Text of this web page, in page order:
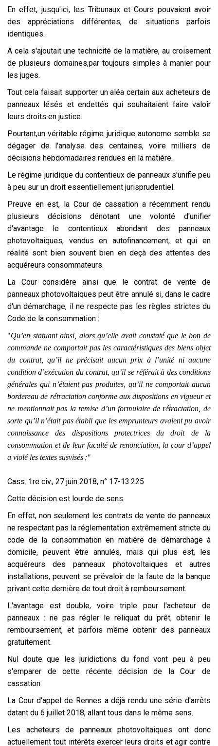
En effet, jusqu'ici, les Tribunaux et Cours pouvaient avoir
des appréciations différentes, de situations parfois
identiques.
A cela s'ajoutait une technicité de la matière, au croisement
de plusieurs domaines,par toujours simples à manier pour
les juges.
Tout cela faisait supporter un aléa certain aux acheteurs de
panneaux lésés et endettés qui souhaitaient faire valoir
leurs droits en justice.
Pourtant,un véritable régime juridique autonome semble se
dégager de l'analyse des centaines, voire milliers de
décisions hebdomadaires rendues en la matière.
Le régime juridique du contentieux de panneaux s'unifie peu
à peu sur un droit essentiellement jurisprudentiel.
Preuve en est, la Cour de cassation a récemment rendu
plusieurs décisions dénotant une volonté d'unifier
d'avantage le contentieux abondant des panneaux
photovoltaiques, vendus en autofinancement, et qui en
réalité sont bien souvent bien en deçà des attentes des
acquéreurs consommateurs.
La Cour considère ainsi que le contrat de vente de
panneaux photovoltaiques peut être annulé si, dans le cadre
d'un démarchage, il ne respecte pas les règles strictes du
Code de la consommation :
"Qu’en statuant ainsi, alors qu’elle avait constaté que le bon de
commande ne comportait pas les caractéristiques des biens objet
du contrat, qu’il ne précisait aucun prix à l’unité ni aucune
condition d’exécution du contrat, qu’il se référait à des conditions
générales qui n’étaient pas produites, qu’il ne comportait aucun
bordereau de rétractation conformeaux dispositions en vigueur et
ne mentionnait pas la remise d’un formulaire de rétractation, de
sorte qu’il n’était pas établi que les emprunteurs avaient pu avoir
connaissance des dispositions protectrices dudroit de la
consommation et de leur facultéde renonciation , la cour d’appel
a violé les textes susvisés ;"
Cass. 1re civ., 27 juin 2018, n° 17-13.225
Cette décision est lourde de sens.
En effet, non seulement les contrats de vente de panneaux
ne respectant pas la réglementation extrêmement stricte du
code de la consommation en matière de démarchage à
domicile, peuvent être annulés, mais qui plus est, les
acquéreurs des panneaux photovoltaiques et autres
installations, peuvent se prévaloir de la faute de la banque
privant cette dernière de tout droit à remboursement.
L'avantage est double, voire triple pour l'acheteur de
panneaux : ne pas régler le reliquat du prêt, obtenir le
remboursement, et parfois même obtenir des panneaux
gratuitement.
Nul doute que les juridictions du fond vont peu à peu
s'emparer de cette récente décision de la Cour de
cassation.
La Cour d'appel de Rennes a déjà rendu une série d'arrêts
datant du 6 juillet 2018, allant tous dans le même sens.
Les acheteurs de panneaux photovoltaiques ont donc
actuellement tout intérêts exercer leurs droits et agir contre